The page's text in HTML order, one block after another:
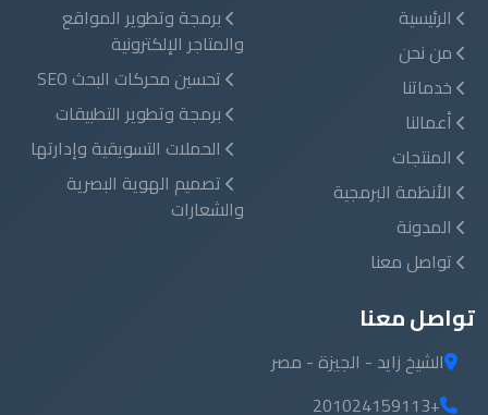
الرئيسية
من نحن
خدماتنا
أعمالنا
المنتجات
الأنظمة البرمجية
المدونة
تواصل معنا
برمجة وتطوير المواقع
والمتاجر الإلكترونية
تحسين محركات البحث SEO
برمجة وتطوير التطبيقات
الحملات التسويقية وإدارتها
تصميم الهوية البصرية
والشعارات
تواصل معنا
الشيخ زايد - الجيزة - مصر
+201024159113